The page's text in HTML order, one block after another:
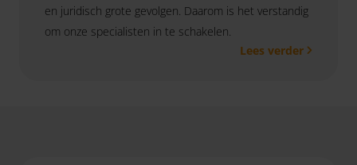
en juridisch grote gevolgen. Daarom is het verstandig
om onze specialisten in te schakelen.
Lees verder